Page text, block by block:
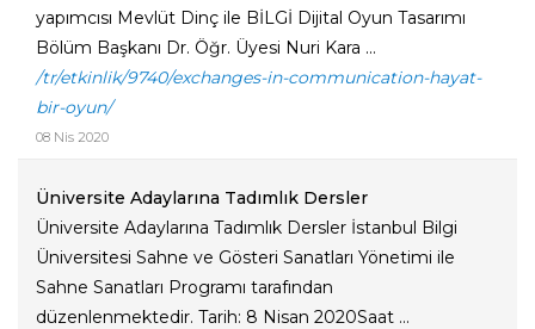
yapımcısı Mevlüt Dinç ile BİLGİ Dijital Oyun Tasarımı
Bölüm Başkanı Dr. Öğr. Üyesi Nuri Kara ...
/tr/etkinlik/9740/exchanges-in-communication-hayat-
bir-oyun/
08 Nis 2020
Üniversite Adaylarına Tadımlık Dersler
Üniversite Adaylarına Tadımlık Dersler İstanbul Bilgi
Üniversitesi Sahne ve Gösteri Sanatları Yönetimi ile
Sahne Sanatları Programı tarafından
düzenlenmektedir. Tarih: 8 Nisan 2020Saat ...